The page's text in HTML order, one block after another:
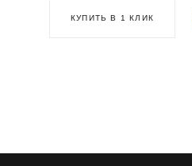
КУПИТЬ В 1 КЛИК